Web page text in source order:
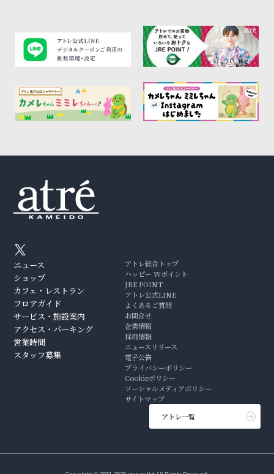
ニュース
ショップ
カフェ・レストラン
フロアガイド
サービス・施設案内
アクセス・パーキング
営業時間
スタッフ募集
アトレ総合トップ
ハッピー Wポイント
JRE POINT
アトレ公式LINE
よくあるご質問
お問合せ
企業情報
採用情報
ニュースリリース
電子公告
プライバシーポリシー
Cookieポリシー
ソーシャルメディアポリシー
サイトマップ
アトレ一覧